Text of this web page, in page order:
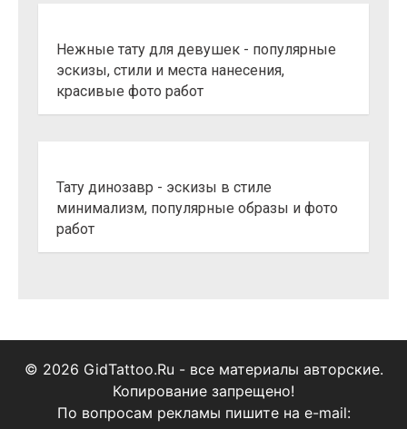
Нежные тату для девушек - популярные
эскизы, стили и места нанесения,
красивые фото работ
Тату динозавр - эскизы в стиле
минимализм, популярные образы и фото
работ
© 2026 GidTattoo.Ru - все материалы авторские.
Копирование запрещено!
По вопросам рекламы пишите на e-mail: